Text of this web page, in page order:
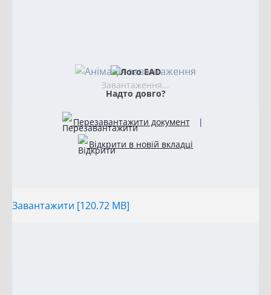
Завантаження...
Надто довго?
Перезавантажити документ
|
Відкрити в новій вкладці
Завантажити [120.72 MB]